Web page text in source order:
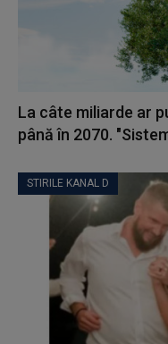
La câte miliarde ar
până în 2070.
STIRILE KANAL D